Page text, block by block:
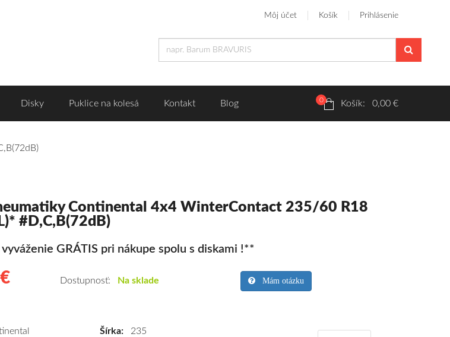
Môj účet Košík Prihlásenie
Disky Puklice na kolesá Kontakt Blog 0 Košík: 0,00 €
Continental 4x4 WinterContact 235/60 R18
#D,C,B(72dB)
GRÁTIS pri nákupe spolu s diskami !**
Dostupnosť: Na sklade Mám otázku
Šírka:235